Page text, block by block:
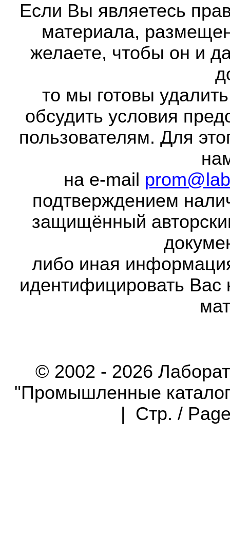
Если Вы являетесь
материала,
желаете, чтобы он и
то мы готовы
обсудить условия
пользователям. Для
на e-mail
подтверждением
защищённый
либо иная
идентифицировать Вас
© 2002 - 2026
"Промышленные
| Стр. /